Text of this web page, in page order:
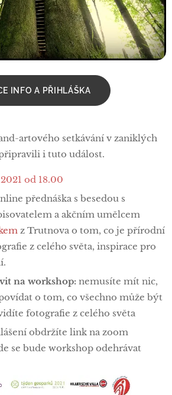
INFO A PŘIHLÁŠKA
artového setkávání v zaniklých
i tuto událost.
od 18.00
přednáška s besedou s
a akčním umělcem
z Trutnova o tom, co je přírodní
z celého světa, inspirace pro
na workshop: nemusíte mít nic,
o tom, co všechno může být
fotografie z celého světa
obdržíte link na zoom
se bude workshop odehrávat